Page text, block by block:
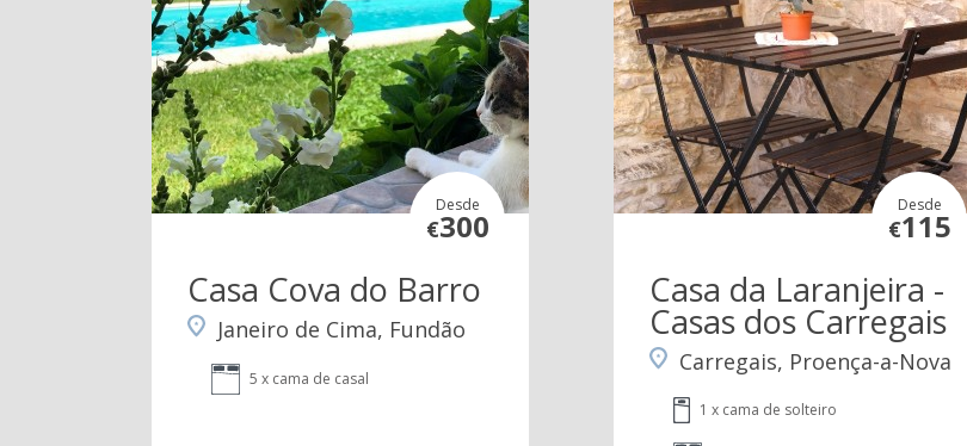
Desde
€300
Casa Cova do Barro
Janeiro de Cima, Fundão
5 x cama de casal
Desde
€115
Casa da Laranjeira -
Casas dos Carregais
Carregais, Proença-a-Nova
1 x cama de solteiro